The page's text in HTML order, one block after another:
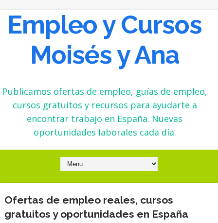
Empleo y Cursos
Moisés y Ana
Publicamos ofertas de empleo, guías de empleo,
cursos gratuitos y recursos para ayudarte a
encontrar trabajo en España. Nuevas
oportunidades laborales cada día.
Ofertas de empleo reales, cursos
gratuitos y oportunidades en España